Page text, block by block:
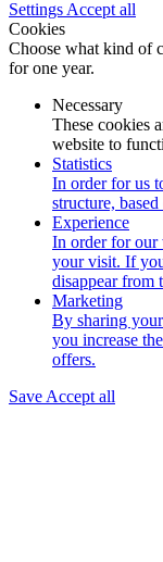
Settings Accept all
Cookies
Choose what kind of
for one year.
Necessary
These cookies
website to
Statistics
In order for us
structure,
Experience
In order for our
your visit. If
disappear from
Marketing
By sharing
you increase
offers.
Save Accept all